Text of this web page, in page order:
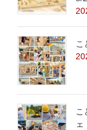
こ
こ